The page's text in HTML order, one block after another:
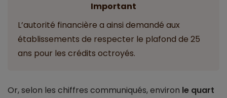
Important
L’autorité financière a ainsi demandé aux
établissements de respecter le plafond de 25
ans pour les crédits octroyés.
Or, selon les chiffres communiqués, environ le quart